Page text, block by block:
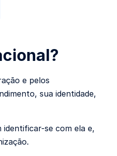
e pelos
sua identidade,
se com ela e,